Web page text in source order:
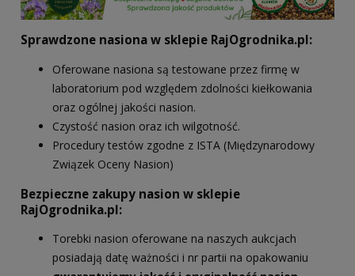
Sprawdzone nasiona w sklepie RajOgrodnika.pl:
Oferowane nasiona są testowane przez firmę w
laboratorium pod względem zdolności kiełkowania
oraz ogólnej jakości nasion.
Czystość nasion oraz ich wilgotność.
Procedury testów zgodne z ISTA (Międzynarodowy
Związek Oceny Nasion)
Bezpieczne zakupy nasion w sklepie
RajOgrodnika.pl:
Torebki nasion oferowane na naszych aukcjach
posiadają datę ważności i nr partii na opakowaniu